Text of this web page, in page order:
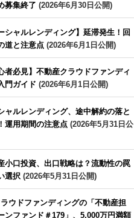
募集終了 (2026年6月30日公開)
シャルレンディング】延滞発生！回
道と注意点(2026年6月1日公開)
者必見】不動産クラウドファンディ
門ガイド (2026年6月1日公開)
ャルレンディング、途中解約の落と
運用期間の注意点(2026年5月31日公
小口投資、出口戦略は？流動性の罠
選択(2026年5月31日公開)
ウドファンディングの「不動産担
ンファンド＃179」、5,000万円満額